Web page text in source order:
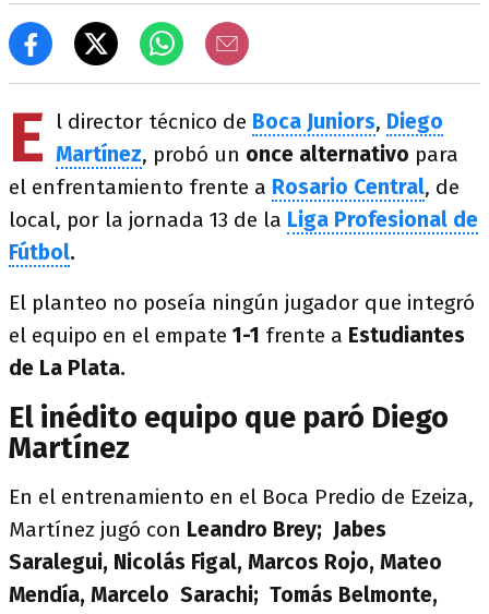
E l director técnico de Boca Juniors, Diego
Martínez, probó un once alternativo para
el enfrentamiento frente a Rosario Central, de
local, por la jornada 13 de la Liga Profesional de
Fútbol.
El planteo no poseía ningún jugador que integró
el equipo en el empate 1-1 frente a Estudiantes
de La Plata.
El inédito equipo que paró Diego
Martínez
En el entrenamiento en el Boca Predio de Ezeiza,
Martínez jugó con Leandro Brey; Jabes
Saralegui, Nicolás Figal, Marcos Rojo, Mateo
Mendía, Marcelo Sarachi; Tomás Belmonte,